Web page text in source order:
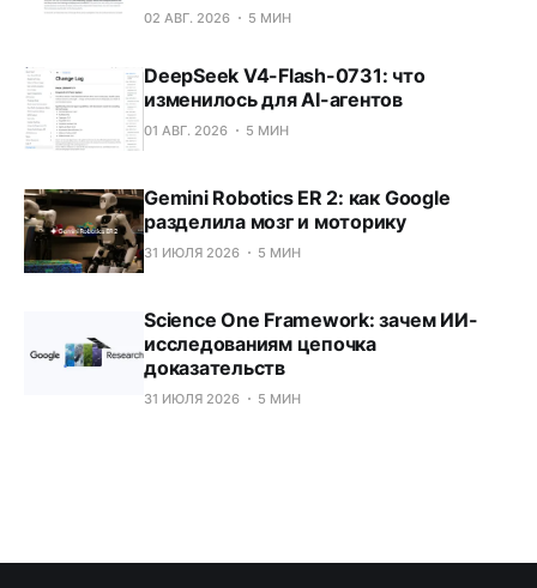
02 АВГ. 2026 5 МИН
DeepSeek V4-Flash-0731: что
изменилось для AI-агентов
01 АВГ. 2026 5 МИН
Gemini Robotics ER 2: как Google
разделила мозг и моторику
31 ИЮЛЯ 2026 5 МИН
Science One Framework: зачем ИИ-
исследованиям цепочка
доказательств
31 ИЮЛЯ 2026 5 МИН